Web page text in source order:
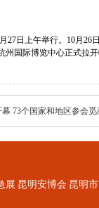
27日上午举行。10月
国际博览中心正式拉
73个国家和地区参会觅
展 昆明安博会 昆明